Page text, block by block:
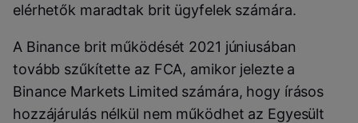
elérhetők maradtak brit ügyfelek számára.
A Binance brit működését 2021 júniusában
tovább szűkítette az FCA, amikor jelezte a
Binance Markets Limited számára, hogy írásos
hozzájárulás nélkül nem működhet az Egyesült